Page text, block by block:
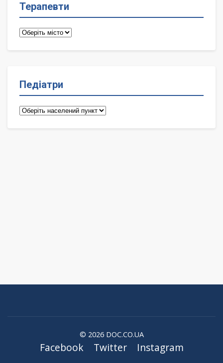
Терапевти
Терапевти
Педіатри
Педіатри
© 2026 DOC.CO.UA
Facebook Twitter Instagram